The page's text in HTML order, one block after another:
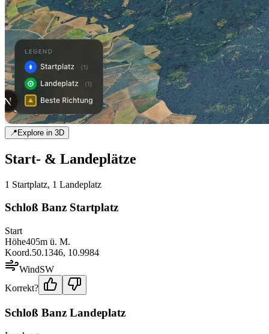
📍Explore in 3D
Start- & Landeplätze
1 Startplatz, 1 Landeplatz
Schloß Banz Startplatz
Start
Höhe405m ü. M.
Koord.50.1346, 10.9984
WindSW
Korrekt?
Schloß Banz Landeplatz